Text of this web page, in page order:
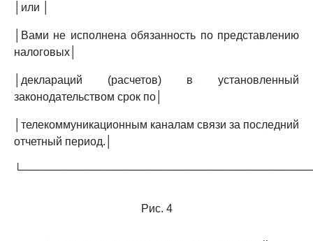
│или │
│Вами не исполнена обязанность по представлению
налоговых│
│деклараций (расчетов) в установленный
законодательством срок по│
│телекоммуникационным каналам связи за последний
отчетный период.│
Рис. 4